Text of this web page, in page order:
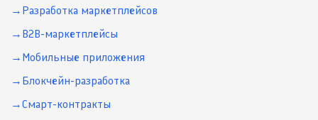
Разработка маркетплейсов
B2B-маркетплейсы
Мобильные приложения
Блокчейн-разработка
Смарт-контракты